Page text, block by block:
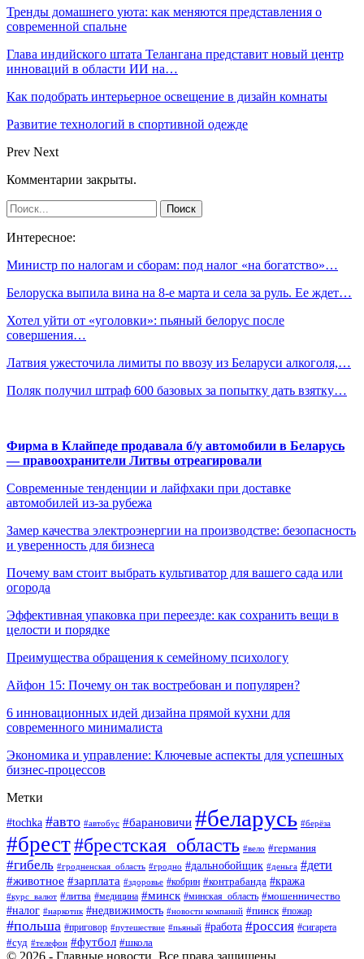
Тренды домашнего уюта: как меняются представления о
современной спальне
Глава индийского штата Телангана представит новый центр
инноваций в области ИИ на…
Как подобрать интерьерное освещение в дизайн комнаты
Развитие технологий в спортивной одежде
Prev Next
Комментарии закрыты.
Интересное:
Министр по налогам и сборам: под налог «на богатство»…
Белоруска выпила вина на 8-е марта и села за руль. Ее ждет…
Хотел уйти от «уголовки»: пьяный белорус после
совершения…
Латвия ужесточила лимиты по ввозу из Беларуси алкоголя,…
Поляк получил штраф 600 базовых за попытку дать взятку…
Фирма в Клайпеде продавала б/у автомобили в Беларусь
— правоохранители Литвы отреагировали
Современные тенденции и лайфхаки при доставке
автомобилей из-за рубежа
Замер качества электроэнергии на производстве: безопасность
и уверенность для бизнеса
Почему вам стоит выбрать культиватор для вашего сада или
огорода
Эффективная упаковка при переезде: как сохранить вещи в
целости и порядке
Преимущества обращения к семейному психологу
Айфон 15: Почему он так востребован и популярен?
6 инновационных идей дизайна прямой кухни для
современного минималиста
Экономика и управление: Ключевые аспекты для успешных
бизнес-процессов
Метки
#tochka #авто #автобус #барановичи #беларусь #берёза
#брест#брестская_область #вело #германия
#гибель #гродненская_область #гродно #дальнобойщик #деньга #дети
#животное #зарплата #здоровье #кобрин #контрабанда #кража
#курс_валют #литва #медицина #минск #минская_область #мошенничество
#налог #наркотик #недвижимость #новости компаний #пинск #пожар
#польша #приговор #путешествие #пьяный #работа #россия #сигарета
#суд #телефон #футбол #школа
© 2026 - Главные новости. Все права защищены.